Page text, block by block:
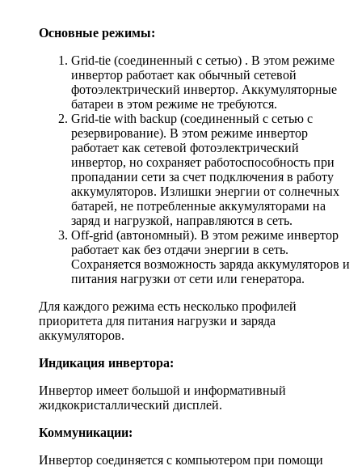
Основные режимы:
Grid-tie (соединенный с сетью) . В этом режиме
инвертор работает как обычный сетевой
фотоэлектрический инвертор. Аккумуляторные
батареи в этом режиме не требуются.
Grid-tie with backup (соединенный с сетью с
резервирование). В этом режиме инвертор
работает как сетевой фотоэлектрический
инвертор, но сохраняет работоспособность при
пропадании сети за счет подключения в работу
аккумуляторов. Излишки энергии от солнечных
батарей, не потребленные аккумуляторами на
заряд и нагрузкой, направляются в сеть.
Off-grid (автономный). В этом режиме инвертор
работает как без отдачи энергии в сеть.
Сохраняется возможность заряда аккумуляторов и
питания нагрузки от сети или генератора.
Для каждого режима есть несколько профилей
приоритета для питания нагрузки и заряда
аккумуляторов.
Индикация инвертора:
Инвертор имеет большой и информативный
жидкокристаллический дисплей.
Коммуникации:
Инвертор соединяется с компьютером при помощи